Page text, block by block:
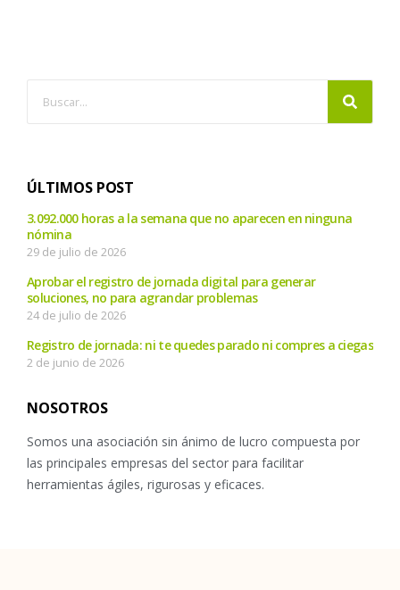
ÚLTIMOS POST
3.092.000 horas a la semana que no aparecen en ninguna
nómina
29 de julio de 2026
Aprobar el registro de jornada digital para generar
soluciones, no para agrandar problemas
24 de julio de 2026
Registro de jornada: ni te quedes parado ni compres a ciegas
2 de junio de 2026
NOSOTROS
Somos una asociación sin ánimo de lucro compuesta por
las principales empresas del sector para facilitar
herramientas ágiles, rigurosas y eficaces.